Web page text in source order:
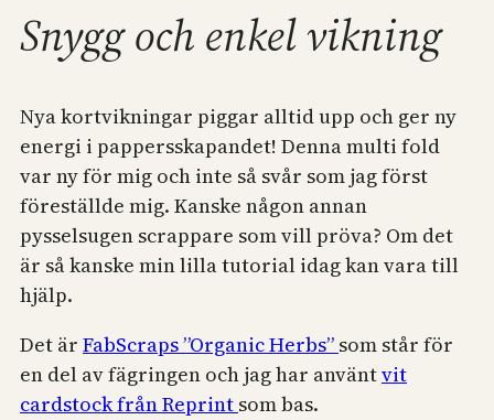
Snygg och enkel vikning
Nya kortvikningar piggar alltid upp och ger ny
energi i pappersskapandet! Denna multi fold
var ny för mig och inte så svår som jag först
föreställde mig. Kanske någon annan
pysselsugen scrappare som vill pröva? Om det
är så kanske min lilla tutorial idag kan vara till
hjälp.
Det är FabScraps ”Organic Herbs” som står för
en del av fägringen och jag har använtvit
cardstock från Reprint som bas.